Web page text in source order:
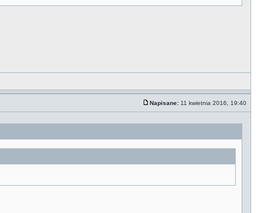
Napisane: 11 kwietnia 2016, 19:40